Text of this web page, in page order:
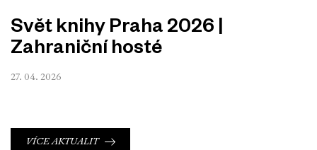
Svět knihy Praha 2026 |
Zahraniční hosté
27. 04. 2026
VÍCE AKTUALIT